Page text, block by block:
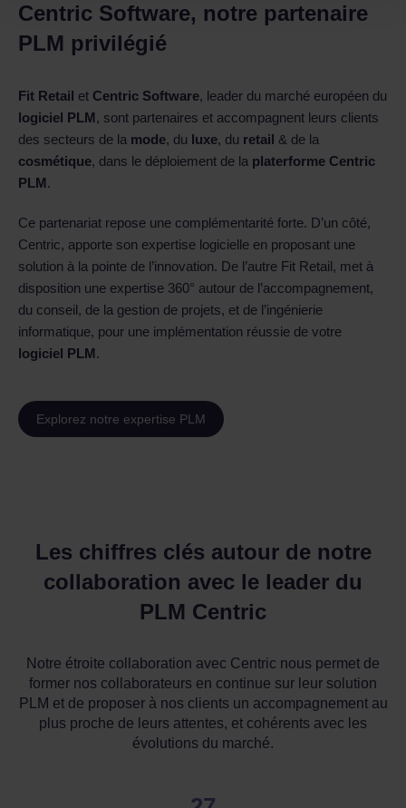
Centric Software, notre partenaire
PLM privilégié
Fit Retail et Centric Software, leader du marché européen du
logiciel PLM, sont partenaires et accompagnent leurs clients
des secteurs de la mode, du luxe, du retail & de la
cosmétique, dans le déploiement de la platerforme Centric
PLM.
Ce partenariat repose une complémentarité forte. D’un côté,
Centric, apporte son expertise logicielle en proposant une
solution à la pointe de l’innovation. De l’autre Fit Retail, met à
disposition une expertise 360° autour de l’accompagnement,
du conseil, de la gestion de projets, et de l’ingénierie
informatique, pour une implémentation réussie de votre
logiciel PLM.
Explorez notre expertise PLM
Les chiffres clés autour de notre
collaboration avec le leader du
PLM Centric
Notre étroite collaboration avec Centric nous permet de
former nos collaborateurs en continue sur leur solution
PLM et de proposer à nos clients un accompagnement au
plus proche de leurs attentes, et cohérents avec les
évolutions du marché.